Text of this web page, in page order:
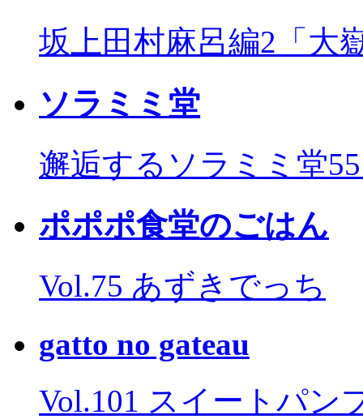
坂上田村麻呂編2「大
ソラミミ堂
邂逅するソラミミ堂
ポポポ食堂のごはん
Vol.75 あずきでっち
gatto no gateau
Vol.101 スイートパン